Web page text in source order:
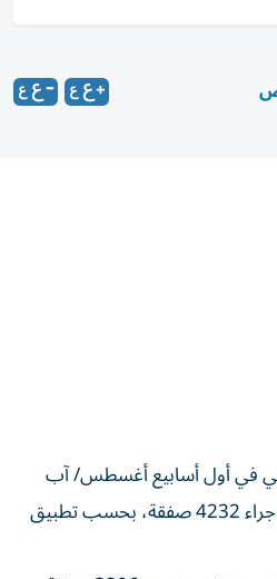
في أول أسابيع أغسطس/ آب
الجاري، 13.88 مليار درهم، جراء 4232 صفقة، بحسب تطبيق